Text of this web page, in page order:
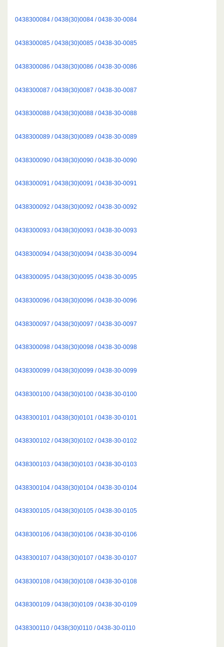
0438300084 / 0438(30)0084 / 0438-30-0084
0438300085 / 0438(30)0085 / 0438-30-0085
0438300086 / 0438(30)0086 / 0438-30-0086
0438300087 / 0438(30)0087 / 0438-30-0087
0438300088 / 0438(30)0088 / 0438-30-0088
0438300089 / 0438(30)0089 / 0438-30-0089
0438300090 / 0438(30)0090 / 0438-30-0090
0438300091 / 0438(30)0091 / 0438-30-0091
0438300092 / 0438(30)0092 / 0438-30-0092
0438300093 / 0438(30)0093 / 0438-30-0093
0438300094 / 0438(30)0094 / 0438-30-0094
0438300095 / 0438(30)0095 / 0438-30-0095
0438300096 / 0438(30)0096 / 0438-30-0096
0438300097 / 0438(30)0097 / 0438-30-0097
0438300098 / 0438(30)0098 / 0438-30-0098
0438300099 / 0438(30)0099 / 0438-30-0099
0438300100 / 0438(30)0100 / 0438-30-0100
0438300101 / 0438(30)0101 / 0438-30-0101
0438300102 / 0438(30)0102 / 0438-30-0102
0438300103 / 0438(30)0103 / 0438-30-0103
0438300104 / 0438(30)0104 / 0438-30-0104
0438300105 / 0438(30)0105 / 0438-30-0105
0438300106 / 0438(30)0106 / 0438-30-0106
0438300107 / 0438(30)0107 / 0438-30-0107
0438300108 / 0438(30)0108 / 0438-30-0108
0438300109 / 0438(30)0109 / 0438-30-0109
0438300110 / 0438(30)0110 / 0438-30-0110